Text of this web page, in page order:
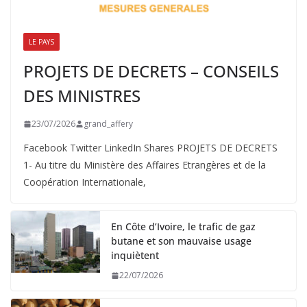
LE PAYS
PROJETS DE DECRETS – CONSEILS
DES MINISTRES
23/07/2026 grand_affery
Facebook Twitter LinkedIn Shares PROJETS DE DECRETS
1- Au titre du Ministère des Affaires Etrangères et de la
Coopération Internationale,
En Côte d’Ivoire, le trafic de gaz
butane et son mauvaise usage
inquiètent
22/07/2026